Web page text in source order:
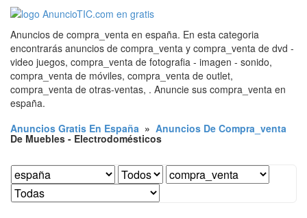
Anuncios de compra_venta en españa. En esta categoria
encontrarás anuncios de compra_venta y compra_venta de dvd -
video juegos, compra_venta de fotografia - imagen - sonido,
compra_venta de móviles, compra_venta de outlet,
compra_venta de otras-ventas, . Anuncie sus compra_venta en
españa.
Anuncios Gratis En España » Anuncios De Compra_venta
De Muebles - Electrodomésticos